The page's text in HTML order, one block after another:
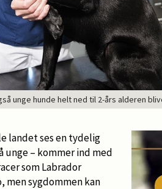
unge hunde helt ned til 2-års alderen
landet ses en tydelig
unge – kommer ind med
som Labrador
men sygdommen kan